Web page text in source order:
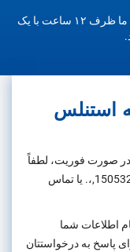
مشخصات خود را امروز برای ما ارسال کنید. تیم ما ظرف ۱۲ ساعت با یک
استنلس
در صورت فوریت، لطفاً
,،. یا تماس
اطلاعات شما
پاسخ به درخواستتان